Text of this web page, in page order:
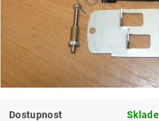
Dostupnost